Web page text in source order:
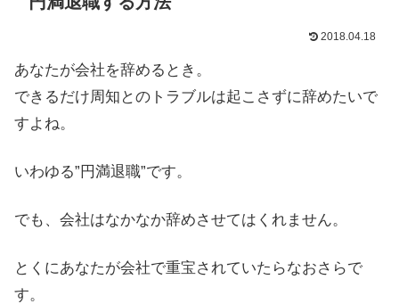
2018.04.18
あなたが会社を辞めるとき。
できるだけ周知とのトラブルは起こさずに辞めたいで
すよね。
いわゆる”円満退職”です。
でも、会社はなかなか辞めさせてはくれません。
とくにあなたが会社で重宝されていたらなおさらで
す。